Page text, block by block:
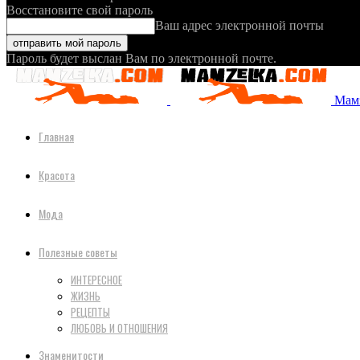
Восстановите свой пароль
Ваш адрес электронной почты
Пароль будет выслан Вам по электронной почте.
Главная
Красота
Мода
Полезные советы
ИНТЕРЕСНОЕ
ЖИЗНЬ
РЕЦЕПТЫ
ЛЮБОВЬ И ОТНОШЕНИЯ
Знаменитости